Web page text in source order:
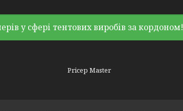
у сфері тентових виробів за кордоном!
Pricep Master